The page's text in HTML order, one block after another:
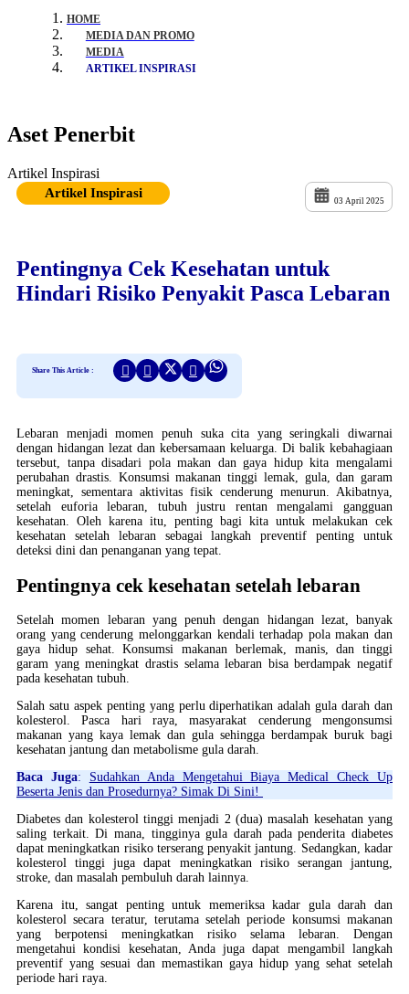
HOME
MEDIA DAN PROMO
MEDIA
ARTIKEL INSPIRASI
Aset Penerbit
Artikel Inspirasi
Artikel Inspirasi
03 April 2025
Pentingnya Cek Kesehatan untuk
Hindari Risiko Penyakit Pasca Lebaran
Share This Article :
Lebaran menjadi momen penuh suka cita yang seringkali diwarnai
dengan hidangan lezat dan kebersamaan keluarga. Di balik kebahagiaan
tersebut, tanpa disadari pola makan dan gaya hidup kita mengalami
perubahan drastis. Konsumsi makanan tinggi lemak, gula, dan garam
meningkat, sementara aktivitas fisik cenderung menurun. Akibatnya,
setelah euforia lebaran, tubuh justru rentan mengalami gangguan
kesehatan. Oleh karena itu, penting bagi kita untuk melakukan cek
kesehatan setelah lebaran sebagai langkah preventif penting untuk
deteksi dini dan penanganan yang tepat.
Pentingnya cek kesehatan setelah lebaran
Setelah momen lebaran yang penuh dengan hidangan lezat, banyak
orang yang cenderung melonggarkan kendali terhadap pola makan dan
gaya hidup sehat. Konsumsi makanan berlemak, manis, dan tinggi
garam yang meningkat drastis selama lebaran bisa berdampak negatif
pada kesehatan tubuh.
Salah satu aspek penting yang perlu diperhatikan adalah gula darah dan
kolesterol. Pasca hari raya, masyarakat cenderung mengonsumsi
makanan yang kaya lemak dan gula sehingga berdampak buruk bagi
kesehatan jantung dan metabolisme gula darah.
Baca Juga: Sudahkan Anda Mengetahui Biaya Medical Check Up
Beserta Jenis dan Prosedurnya? Simak Di Sini!
Diabetes dan kolesterol tinggi menjadi 2 (dua) masalah kesehatan yang
saling terkait. Di mana, tingginya gula darah pada penderita diabetes
dapat meningkatkan risiko terserang penyakit jantung. Sedangkan, kadar
kolesterol tinggi juga dapat meningkatkan risiko serangan jantung,
stroke, dan masalah pembuluh darah lainnya.
Karena itu, sangat penting untuk memeriksa kadar gula darah dan
kolesterol secara teratur, terutama setelah periode konsumsi makanan
yang berpotensi meningkatkan risiko selama lebaran. Dengan
mengetahui kondisi kesehatan, Anda juga dapat mengambil langkah
preventif yang sesuai dan memastikan gaya hidup yang sehat setelah
periode hari raya.